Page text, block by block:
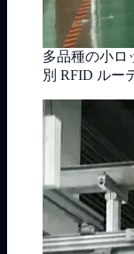
多品種の小ロ
別 RFID ルー